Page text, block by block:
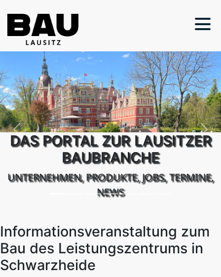
DAS PORTAL ZUR LAUSITZER
BAUBRANCHE
UNTERNEHMEN, PRODUKTE, JOBS, TERMINE,
NEWS
Previous Next
Informationsveranstaltung zum
Bau des Leistungszentrums in
Schwarzheide